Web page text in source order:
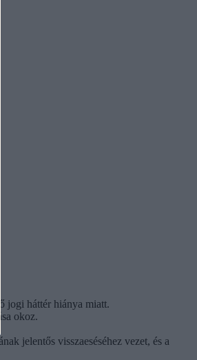
jogi háttér hiánya miatt.
okoz.
jelentős visszaeséséhez vezet, és a